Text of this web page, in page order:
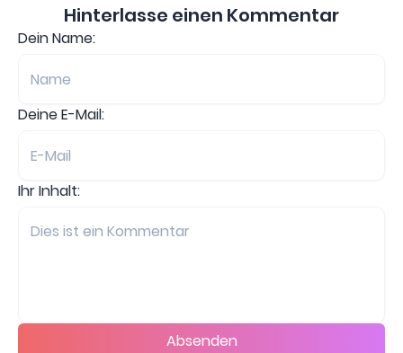
Hinterlasse einen Kommentar
Dein Name:
Deine E-Mail:
Ihr Inhalt:
Absenden